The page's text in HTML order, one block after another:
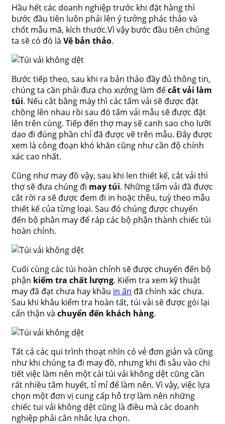
Hầu hết các doanh nghiệp trước khi đặt hàng thì
bước đầu tiên luôn phải lên ý tưởng phác thảo và
chốt mẫu mã, kích thước.Vì vậy bước đầu tiên chúng
ta sẽ có đó là Vẽ bản thảo.
Bước tiếp theo, sau khi ra bản thảo đầy đủ thông tin,
chúng ta cần phải đưa cho xưởng làm đểcắt vải làm
túi. Nếu cắt bằng máy thì các tấm vải sẽ được đặt
chồng lên nhau rồi sau đó tấm vải mẫu sẽ được đặt
lên trên cùng. Tiếp đến thợ may sẽ canh sao cho lưỡi
dao đi đúng phần chỉ đã được vẽ trên mẫu. Đây được
xem là công đoạn khó khăn cũng như cần độ chính
xác cao nhất.
Cũng như may đồ vậy, sau khi len thiết kế, cắt vải thì
thợ sẽ đưa chúng đi may túi. Những tấm vải đã được
cắt rời ra sẽ được đem đi in hoặc thêu, tuỳ theo mẫu
thiết kế của từng loại. Sau đó chúng được chuyển
đến bộ phân may để ráp các bộ phận thành chiếc túi
hoàn chỉnh.
Cuối cùng các túi hoàn chỉnh sẽ được chuyến đến bộ
phận kiểm tra chất lượng. Kiểm tra xem kỹ thuật
may đã đạt chưa hay khâu in ấn đã chính xác chưa.
Sau khi khâu kiểm tra hoàn tất, túi vải sẽ được gói lại
cẩn thận và chuyển đến khách hàng.
Tất cả các qui trình thoạt nhìn có vẻ đơn giản và cũng
như khi chúng ta đi may đồ, nhưng khi đi sâu vào chi
tiết việc làm nên một cái túi vải không dệt cũng cần
rất nhiều tâm huyết, tỉ mỉ để làm nên. Vì vậy, việc lựa
chọn một đơn vị cung cấp hỗ trợ làm nên những
chiếc tui vải không dệt cũng là điều mà các doanh
nghiệp phải cân nhắc lựa chọn.